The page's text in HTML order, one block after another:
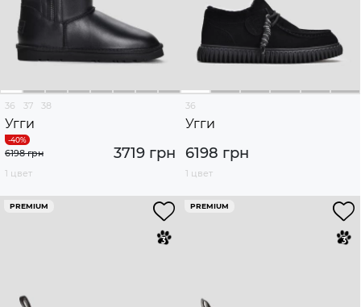
36 37 38
Угги
3719 грн
6198 грн
1 цвет
36
Угги
6198 грн
1 цвет
PREMIUM PREMIUM